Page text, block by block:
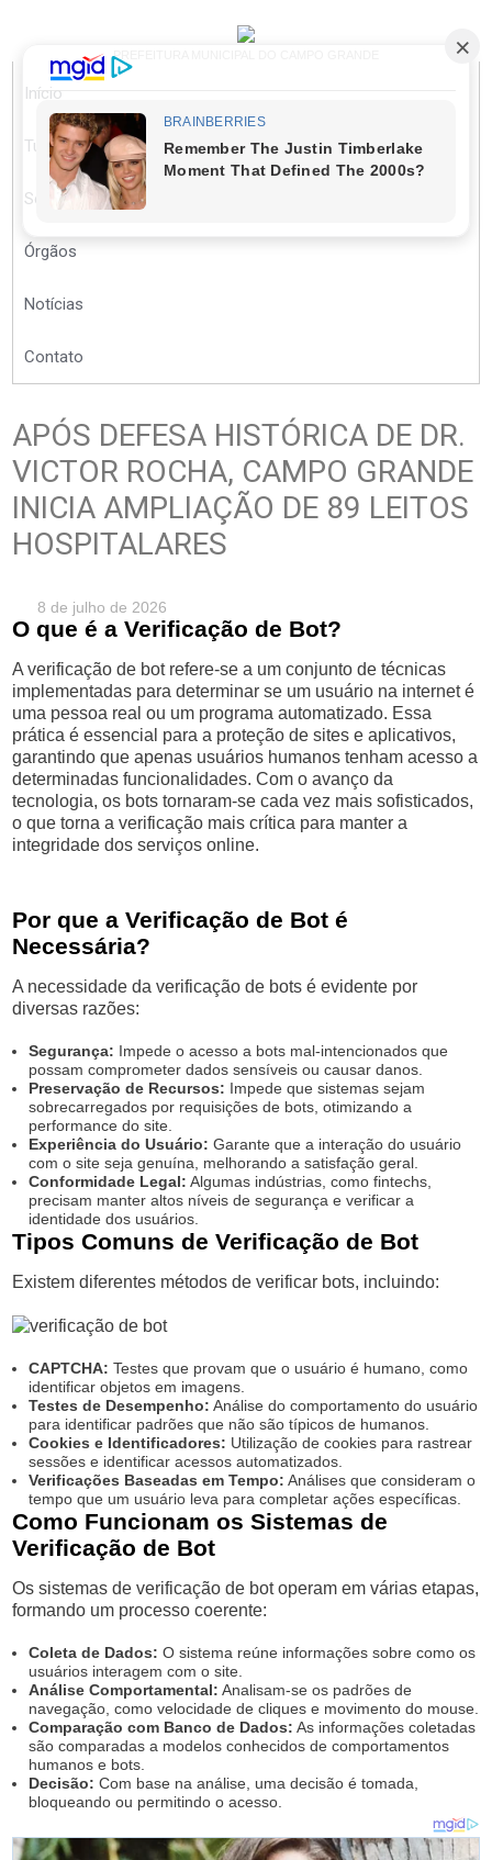
PREFEITURA MUNICIPAL DO CAMPO GRANDE
Início
Turista
Secretarias
Órgãos
Notícias
Contato
APÓS DEFESA HISTÓRICA DE DR.
VICTOR ROCHA, CAMPO GRANDE
INICIA AMPLIAÇÃO DE 89 LEITOS
HOSPITALARES
8 de julho de 2026
O que é a Verificação de Bot?
A verificação de bot refere-se a um conjunto de técnicas
implementadas para determinar se um usuário na internet é
uma pessoa real ou um programa automatizado. Essa
prática é essencial para a proteção de sites e aplicativos,
garantindo que apenas usuários humanos tenham acesso a
determinadas funcionalidades. Com o avanço da
tecnologia, os bots tornaram-se cada vez mais sofisticados,
o que torna a verificação mais crítica para manter a
integridade dos serviços online.
Por que a Verificação de Bot é
Necessária?
A necessidade da verificação de bots é evidente por
diversas razões:
Segurança: Impede o acesso a bots mal-intencionados que
possam comprometer dados sensíveis ou causar danos.
Preservação de Recursos: Impede que sistemas sejam
sobrecarregados por requisições de bots, otimizando a
performance do site.
Experiência do Usuário: Garante que a interação do usuário
com o site seja genuína, melhorando a satisfação geral.
Conformidade Legal: Algumas indústrias, como fintechs,
precisam manter altos níveis de segurança e verificar a
identidade dos usuários.
Tipos Comuns de Verificação de Bot
Existem diferentes métodos de verificar bots, incluindo:
CAPTCHA: Testes que provam que o usuário é humano, como
identificar objetos em imagens.
Testes de Desempenho: Análise do comportamento do usuário
para identificar padrões que não são típicos de humanos.
Cookies e Identificadores: Utilização de cookies para rastrear
sessões e identificar acessos automatizados.
Verificações Baseadas em Tempo: Análises que consideram o
tempo que um usuário leva para completar ações específicas.
Como Funcionam os Sistemas de
Verificação de Bot
Os sistemas de verificação de bot operam em várias etapas,
formando um processo coerente:
Coleta de Dados: O sistema reúne informações sobre como os
usuários interagem com o site.
Análise Comportamental: Analisam-se os padrões de
navegação, como velocidade de cliques e movimento do mouse.
Comparação com Banco de Dados: As informações coletadas
são comparadas a modelos conhecidos de comportamentos
humanos e bots.
Decisão: Com base na análise, uma decisão é tomada,
bloqueando ou permitindo o acesso.